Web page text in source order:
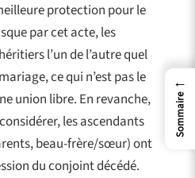
protection pour le
par cet acte, les
l’un de l’autre quel
ce qui n’est pas le
union libre. En revanche,
les ascendants
beau-frère/sœur) ont
du conjoint décédé.
←
Sommaire